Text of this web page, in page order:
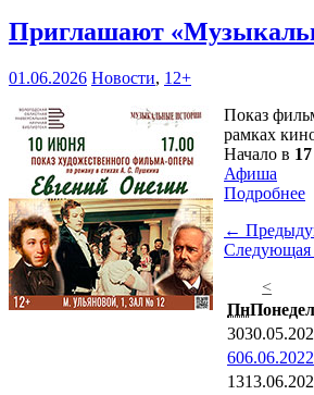
Приглашают
01.06.2026 Новости, 12+
Показ
рамках
Начало в
Афиша
Подробнее
←
<
Пн
30
606.06.2022
13